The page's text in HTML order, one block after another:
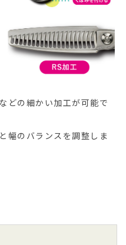
どの細かい加工が可能で
幅のバランスを調整しま